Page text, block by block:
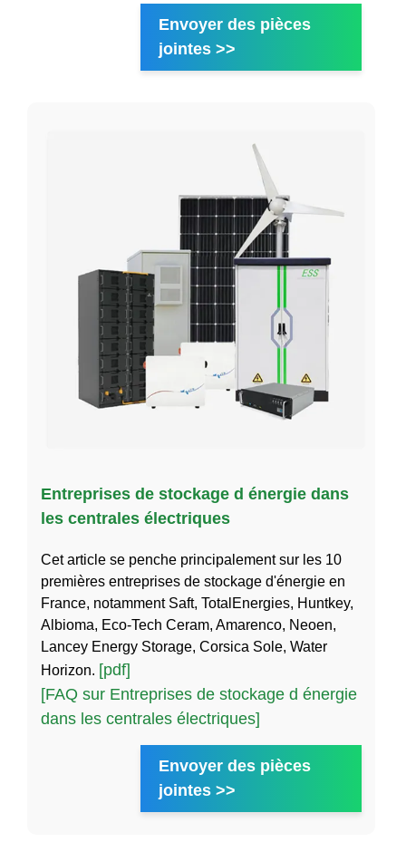
Envoyer des pièces
jointes >>
Entreprises de stockage d énergie dans
les centrales électriques
Cet article se penche principalement sur les 10
premières entreprises de stockage d'énergie en
France, notamment Saft, TotalEnergies, Huntkey,
Albioma, Eco-Tech Ceram, Amarenco, Neoen,
Lancey Energy Storage, Corsica Sole, Water
Horizon. [pdf]
[FAQ sur Entreprises de stockage d énergie
dans les centrales électriques]
Envoyer des pièces
jointes >>